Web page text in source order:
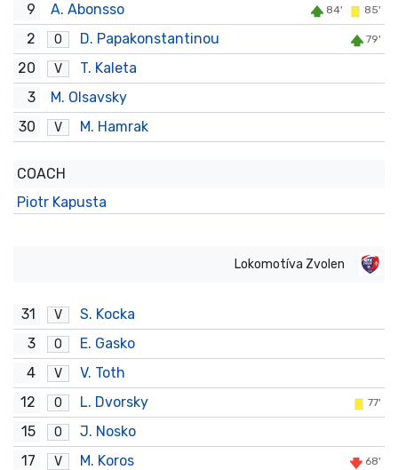
9 A. Abonsso 84' 85'
2 O D. Papakonstantinou 79'
20 V
T. Kaleta
3
M. Olsavsky
30
V M. Hamrak
COACH
Piotr Kapusta
Lokomotíva Zvolen
31 V
S. Kocka
3
O
E. Gasko
4
V
V. Toth
12
O L. Dvorsky 77'
15 O
J. Nosko
17
V M. Koros 68'